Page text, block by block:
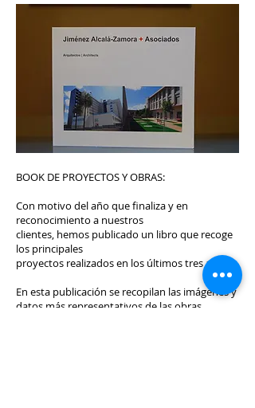
BOOK DE PROYECTOS Y OBRAS:
Con motivo del año que finaliza y en
reconocimiento a nuestros
clientes, hemos publicado un libro que recoge
los principales
proyectos realizados en los últimos tres años.
En esta publicación se recopilan las imágenes y
datos más representativos de las obras